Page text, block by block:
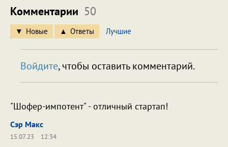
Комментарии 50
Новые Ответы Лучшие
Войдите, чтобы оставить комментарий.
"Шофер-импотент" - отличный стартап!
Сэр Макс
15.07.23
12:34